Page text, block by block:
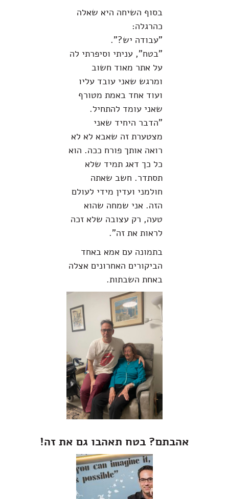
בסוף השיחה היא שאלה
כהרגלה:
"עבודה יש?".
"בטח", עניתי וסיפרתי לה
על אתר מאוד חשוב
ומרגש שאני עובד עליו
ועוד אחד באמת מטורף
שאני עומד להתחיל.
"הדבר היחיד שאני
מצטערת זה שאבא לא לא
רואה אותך פורח ככה. הוא
כל כך דאג תמיד שלא
תסתדר. חשב שאתה
חולמני ועדין מידי לעולם
הזה. אני שמחה שהוא
טעה, רק עצובה שלא זכה
לראות את זה".
בתמונה עם אמא באחד
הביקורים האחרונים אצלה
באחת השבתות.
אהבתם? בטח תאהבו גם את זה!